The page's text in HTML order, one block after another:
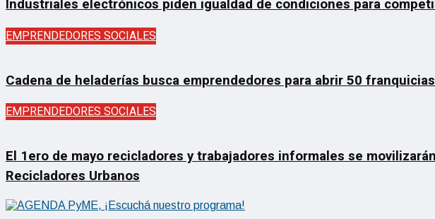
Industriales electrónicos piden igualdad de condiciones para
EMPRENDEDORES SOCIALES
Cadena de heladerías busca emprendedores para abrir 50
EMPRENDEDORES SOCIALES
El 1ero de mayo recicladores y trabajadores informales se
Recicladores Urbanos